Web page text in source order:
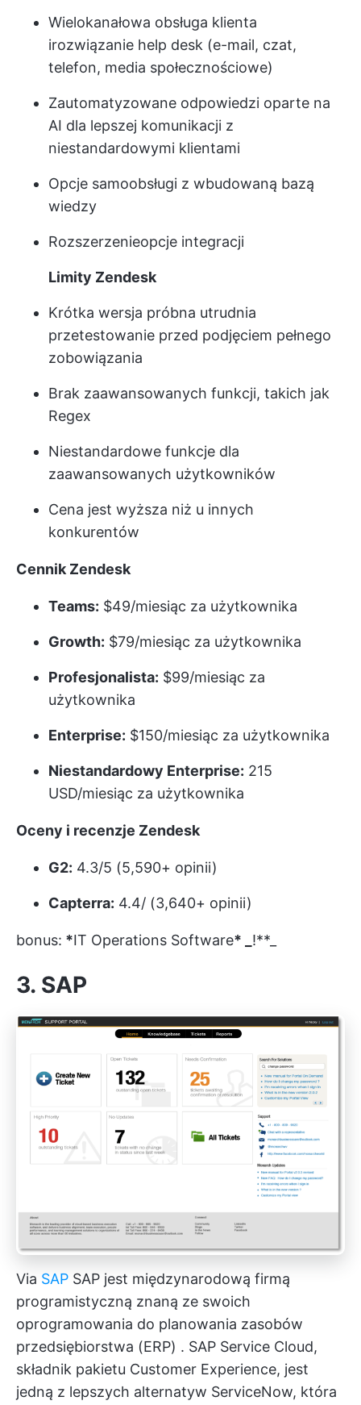
Wielokanałowa obsługa klienta
irozwiązanie help desk (e-mail, czat,
telefon, media społecznościowe)
Zautomatyzowane odpowiedzi oparte na
AI dla lepszej komunikacji z
niestandardowymi klientami
Opcje samoobsługi z wbudowaną bazą
wiedzy
Rozszerzenieopcje integracji
Limity Zendesk
Krótka wersja próbna utrudnia
przetestowanie przed podjęciem pełnego
zobowiązania
Brak zaawansowanych funkcji, takich jak
Regex
Niestandardowe funkcje dla
zaawansowanych użytkowników
Cena jest wyższa niż u innych
konkurentów
Cennik Zendesk
Teams: $49/miesiąc za użytkownika
Growth: $79/miesiąc za użytkownika
Profesjonalista: $99/miesiąc za
użytkownika
Enterprise: $150/miesiąc za użytkownika
Niestandardowy Enterprise: 215
USD/miesiąc za użytkownika
Oceny i recenzje Zendesk
G2: 4.3/5 (5,590+ opinii)
Capterra: 4.4/ (3,640+ opinii)
bonus: *IT Operations Software* _ !**_
3. SAP
Via SAP SAP jest międzynarodową firmą
programistyczną znaną ze swoich
oprogramowania do planowania zasobów
przedsiębiorstwa (ERP) . SAP Service Cloud,
składnik pakietu Customer Experience, jest
jedną z lepszych alternatyw ServiceNow, która